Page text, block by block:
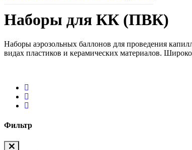
Наборы для КК (ПВК)
Наборы аэрозольных баллонов для проведения
видах пластиков и керамических материалов.
Фильтр